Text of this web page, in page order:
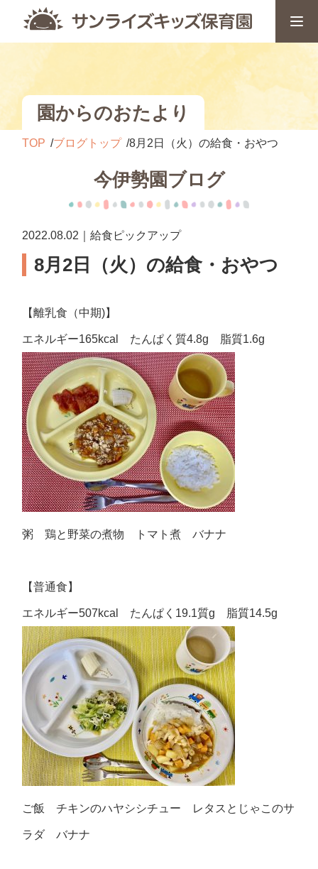
園からのおたより
TOP ブログトップ 8月2日（火）の給食・おやつ
今伊勢園ブログ
2022.08.02｜給食ピックアップ
8月2日（火）の給食・おやつ
【離乳食（中期)】
エネルギー165kcal たんぱく質4.8g 脂質1.6g
粥 鶏と野菜の煮物 トマト煮 バナナ
【普通食】
エネルギー507kcal たんぱく19.1質g 脂質14.5g
ご飯 チキンのハヤシシチュー レタスとじゃこのサ
ラダ バナナ